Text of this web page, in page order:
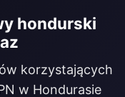
hondurski
korzystających
w Hondurasie